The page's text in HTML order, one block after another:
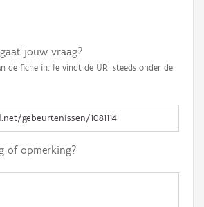
jouw vraag?
de fiche in. Je vindt de URI steeds onder de
of opmerking?